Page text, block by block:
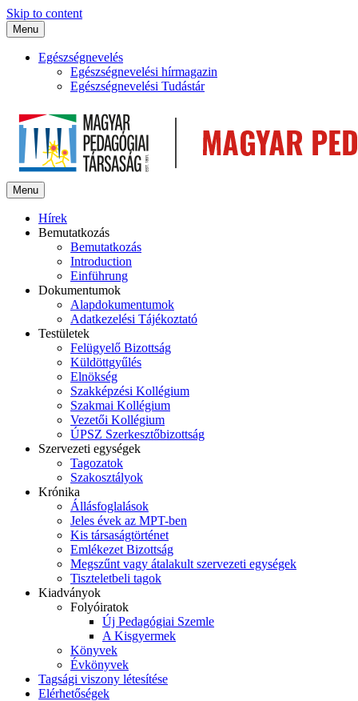
Skip to content
Menu
Egészségnevelés
Egészségnevelési hírmagazin
Egészségnevelési Tudástár
Menu
Hírek
Bemutatkozás
Bemutatkozás
Introduction
Einführung
Dokumentumok
Alapdokumentumok
Adatkezelési Tájékoztató
Testületek
Felügyelő Bizottság
Küldöttgyűlés
Elnökség
Szakképzési Kollégium
Szakmai Kollégium
Vezetői Kollégium
ÚPSZ Szerkesztőbizottság
Szervezeti egységek
Tagozatok
Szakosztályok
Krónika
Állásfoglalások
Jeles évek az MPT-ben
Kis társaságtörténet
Emlékezet Bizottság
Megszűnt vagy átalakult szervezeti egységek
Tiszteletbeli tagok
Kiadványok
Folyóiratok
Új Pedagógiai Szemle
A Kisgyermek
Könyvek
Évkönyvek
Tagsági viszony létesítése
Elérhetőségek